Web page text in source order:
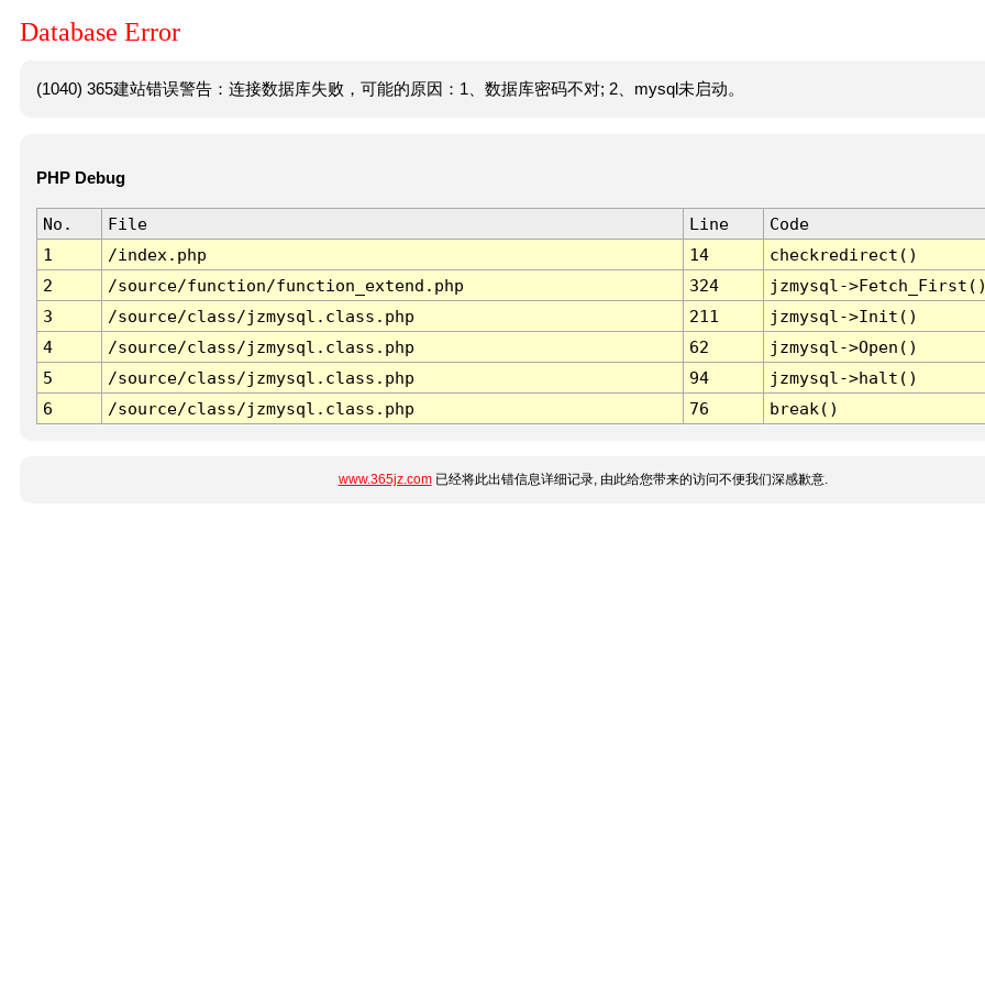
Database Error
(1040) 365建站错误警告：连接数据库失败，可能的原因：1、数据库密码不对; 2、mysql未启动。
PHP Debug
No. File Line
Code
1
/index.php 14
checkredirect()
2
/source/function/function_extend.php 324
jzmysql-
3
/source/class/jzmysql.class.php 211
jzmysql->Init()
4
/source/class/jzmysql.class.php 62
jzmysql->Open()
5
/source/class/jzmysql.class.php 94
jzmysql->halt()
6
/source/class/jzmysql.class.php 76 break()
www.365jz.com已经将此出错信息详细记录, 由此给您带来的访问不便我们深感歉意.